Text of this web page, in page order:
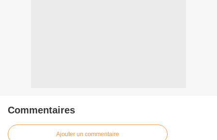
Commentaires
Ajouter un commentaire